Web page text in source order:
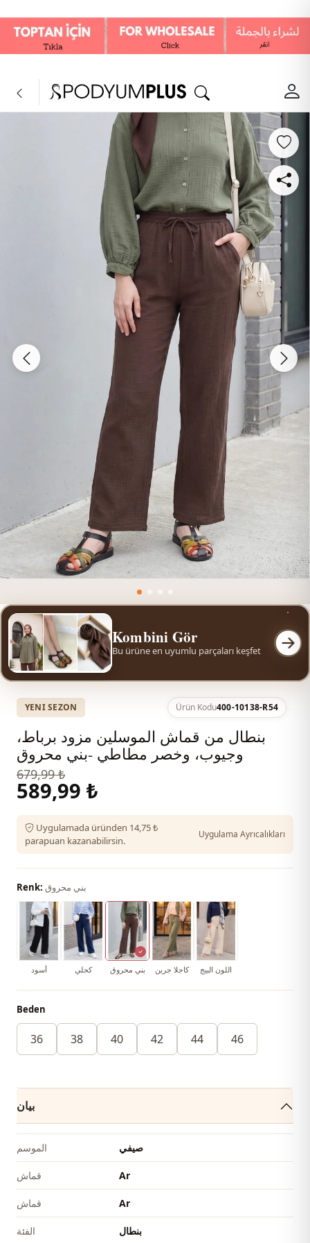
Kombini Gör
Bu ürüne en uyumlu parçaları keşfet
YENI SEZON Ürün Kodu400-10138-R54
بنطال من قماش الموسلين مزود برباط،
وجيوب، وخصر مطاطي -بني محروق
679,99 ₺
589,99 ₺
Uygulamada üründen 14,75 ₺
parapuan kazanabilirsin.
Uygulama Ayrıcalıkları
Renk: بني محروق
أسود كحلي بني محروق كاجلا جرين اللون البيج
Beden
36 38 40 42 44 46
بيان
الموسم صيفي
قماش Ar
قماش Ar
الفئة بنطال